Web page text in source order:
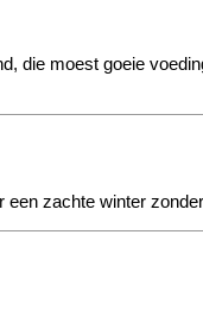
die moest goeie
een zachte winter